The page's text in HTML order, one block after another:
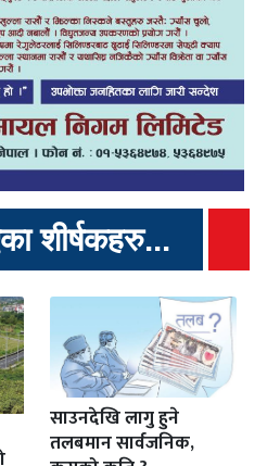
शीर्षकहरु...
साउनदेखि लागु हुने
तलबमान सार्वजनिक,